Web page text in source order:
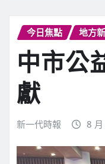
今日焦點 地方
中市公
獻
新一代時報 8